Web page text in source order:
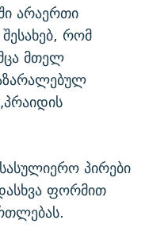
არაერთი
რომ
მთელ
პირები
ფორმით